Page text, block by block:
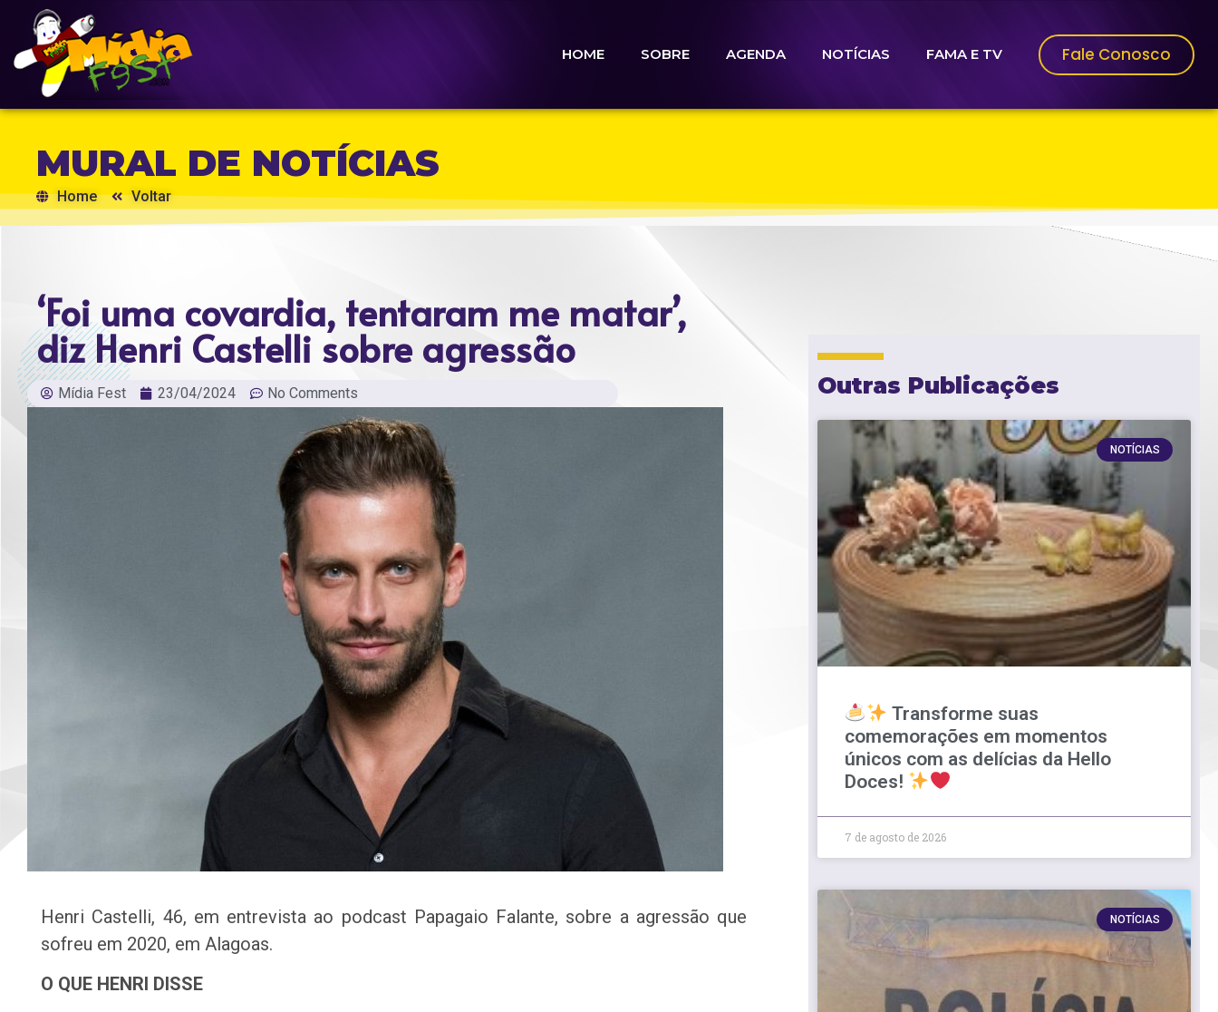
HOME SOBRE AGENDA NOTÍCIAS FAMA E TV Fale Conosco
MURAL DE NOTÍCIAS
Home Voltar
‘Foi uma covardia, tentaram me matar’,
diz Henri Castelli sobre agressão
Mídia Fest 23/04/2024 No Comments
Henri Castelli, 46, em entrevista ao podcast Papagaio Falante, sobre a agressão que
sofreu em 2020, em Alagoas.
O QUE HENRI DISSE
Outras Publicações
NOTÍCIAS
Transforme suas
comemorações em momentos
únicos com as delícias da Hello
Doces!
7 de agosto de 2026
NOTÍCIAS